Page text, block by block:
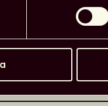
humor brottas de
Vem har tagit
tagen av Jonas